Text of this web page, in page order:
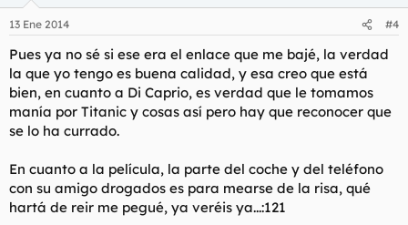
13 Ene 2014 #4
Pues ya no sé si ese era el enlace que me bajé, la verdad
la que yo tengo es buena calidad, y esa creo que está
bien, en cuanto a Di Caprio, es verdad que le tomamos
manía por Titanic y cosas así pero hay que reconocer que
se lo ha currado.
En cuanto a la película, la parte del coche y del teléfono
con su amigo drogados es para mearse de la risa, qué
hartá de reir me pegué, ya veréis ya...:121